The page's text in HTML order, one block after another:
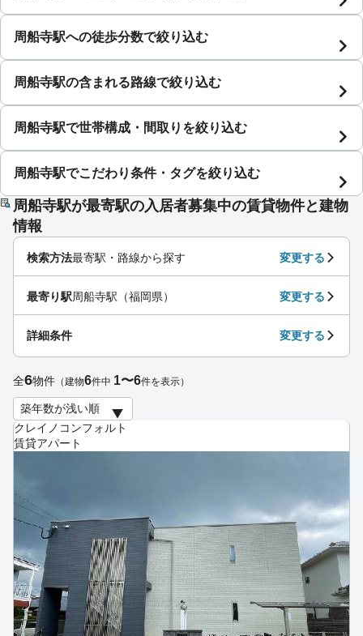
周船寺駅への徒歩分数で絞り込む
周船寺駅の含まれる路線で絞り込む
周船寺駅で世帯構成・間取りを絞り込む
周船寺駅でこだわり条件・タグを絞り込む
周船寺駅が最寄駅の入居者募集中の賃貸物件と建物
情報
クレイノコンフォルト
賃貸アパート
検索方法最寄駅・路線から探す 変更する
最寄り駅周船寺駅（福岡県） 変更する
詳細条件 変更する
全6物件 （建物6件中 1〜6件を表示）